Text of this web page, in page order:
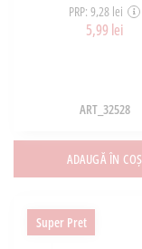
PRP: 9,28 lei
5,99 lei
ART_32528
ADAUGĂ ÎN COȘ
Super Pret